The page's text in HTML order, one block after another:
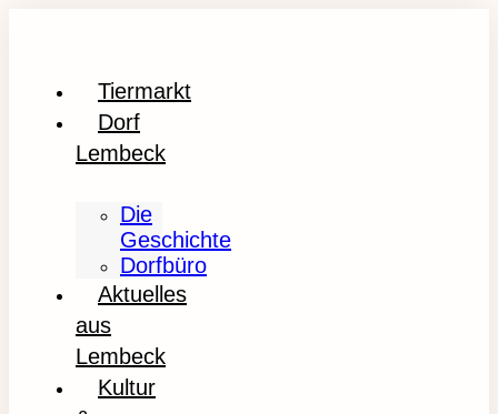
Tiermarkt
Dorf
Lembeck
Die
Geschichte
Dorfbüro
Aktuelles
aus
Lembeck
Kultur